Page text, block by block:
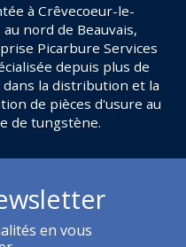
à Crêvecoeur-le-
au nord de Beauvais,
Picarbure Services
depuis plus de
dans la distribution et la
de pièces d'usure au
de tungstène.
en vous